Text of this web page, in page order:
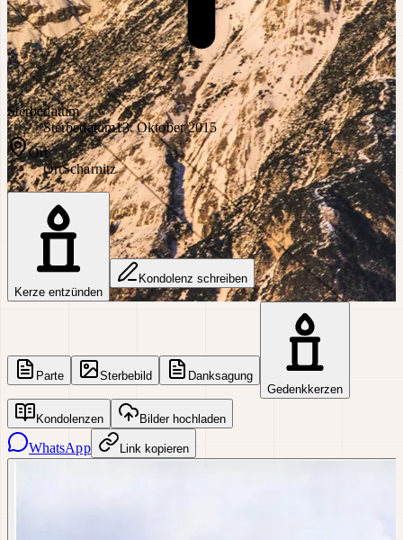
Sterbedatum
Sterbedatum13. Oktober 2015
Ort
OrtScharnitz
Kerze entzünden
Kondolenz schreiben
Parte Sterbebild
Danksagung
Gedenkkerzen
Kondolenzen Bilder hochladen
WhatsApp Link kopieren